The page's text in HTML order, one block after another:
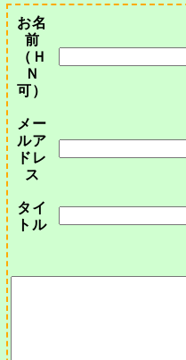
お名
前
（Ｈ
Ｎ
可）
メー
ルア
ドレ
ス
タイ
トル